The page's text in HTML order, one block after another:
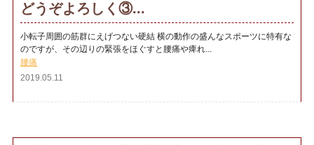
どうぞよろしく③...
小転子周囲の筋群にえげつない硬結 横の動作の盛んなスポーツに特有な
のですが、その辺りの緊張をほぐすと腰痛や痺れ...
腰痛
2019.05.11